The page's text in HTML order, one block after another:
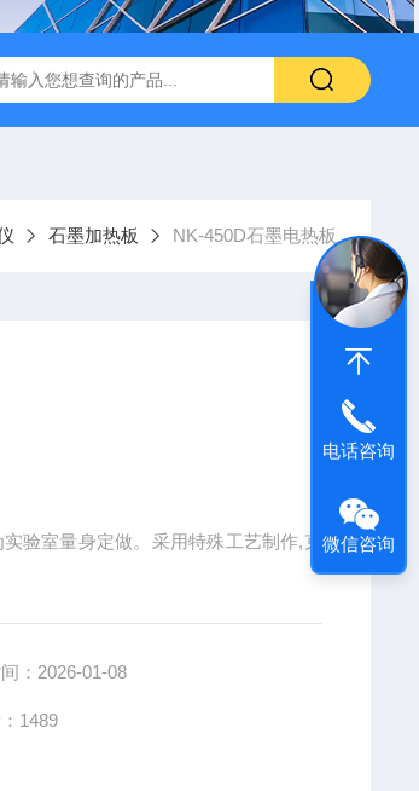
诺基LSHZ-300冷冻水浴恒温振荡器厂家
石墨加热板 NK-450D石墨电热板
验室量身定做。采用特殊工艺制作,克
：2026-01-08
1489
电话咨询
微信咨询